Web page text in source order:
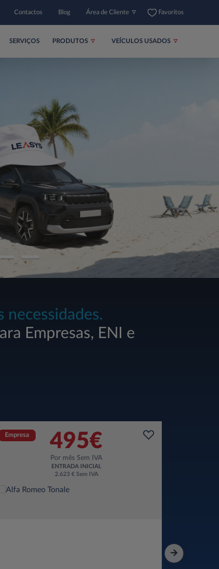
Contactos Blog Área de Cliente Favoritos
SERVIÇOS PRODUTOS VEÍCULOS USADOS
necessidades.
Empresas, ENI e
Empresa 495€
Por mês Sem IVA
ENTRADA INICIAL
2.623 € Sem IVA